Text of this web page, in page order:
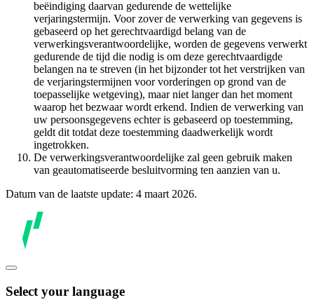
beëindiging daarvan gedurende de wettelijke
verjaringstermijn. Voor zover de verwerking van gegevens is
gebaseerd op het gerechtvaardigd belang van de
verwerkingsverantwoordelijke, worden de gegevens verwerkt
gedurende de tijd die nodig is om deze gerechtvaardigde
belangen na te streven (in het bijzonder tot het verstrijken van
de verjaringstermijnen voor vorderingen op grond van de
toepasselijke wetgeving), maar niet langer dan het moment
waarop het bezwaar wordt erkend. Indien de verwerking van
uw persoonsgegevens echter is gebaseerd op toestemming,
geldt dit totdat deze toestemming daadwerkelijk wordt
ingetrokken.
De verwerkingsverantwoordelijke zal geen gebruik maken
van geautomatiseerde besluitvorming ten aanzien van u.
Datum van de laatste update: 4 maart 2026.
Select your language